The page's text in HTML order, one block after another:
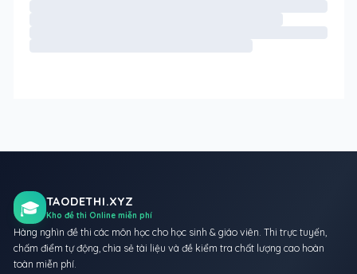
🎓 TAODETHI.XYZ
Kho đề thi Online miễn phí
Hàng nghìn đề thi các môn học cho học sinh & giáo viên. Thi trực tuyến,
chấm điểm tự động, chia sẻ tài liệu và đề kiểm tra chất lượng cao hoàn
toàn miễn phí.